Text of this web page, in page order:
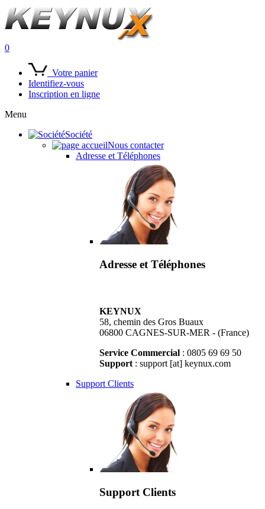
0
Votre panier
Identifiez-vous
Inscription en ligne
Menu
Société
Nous contacter
Adresse et Téléphones
Adresse et Téléphones
KEYNUX
58, chemin des Gros Buaux
06800 CAGNES-SUR-MER - (France)
Service Commercial : 0805 69 69 50
Support : support [at] keynux.com
Support Clients
Support Clients